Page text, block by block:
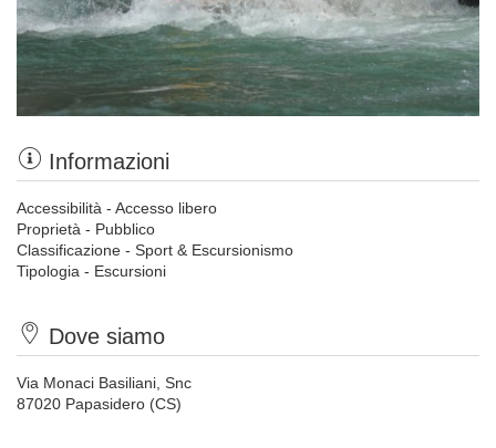
Informazioni
Accessibilità - Accesso libero
Proprietà - Pubblico
Classificazione - Sport & Escursionismo
Tipologia - Escursioni
Dove siamo
Via Monaci Basiliani, Snc
87020 Papasidero (CS)